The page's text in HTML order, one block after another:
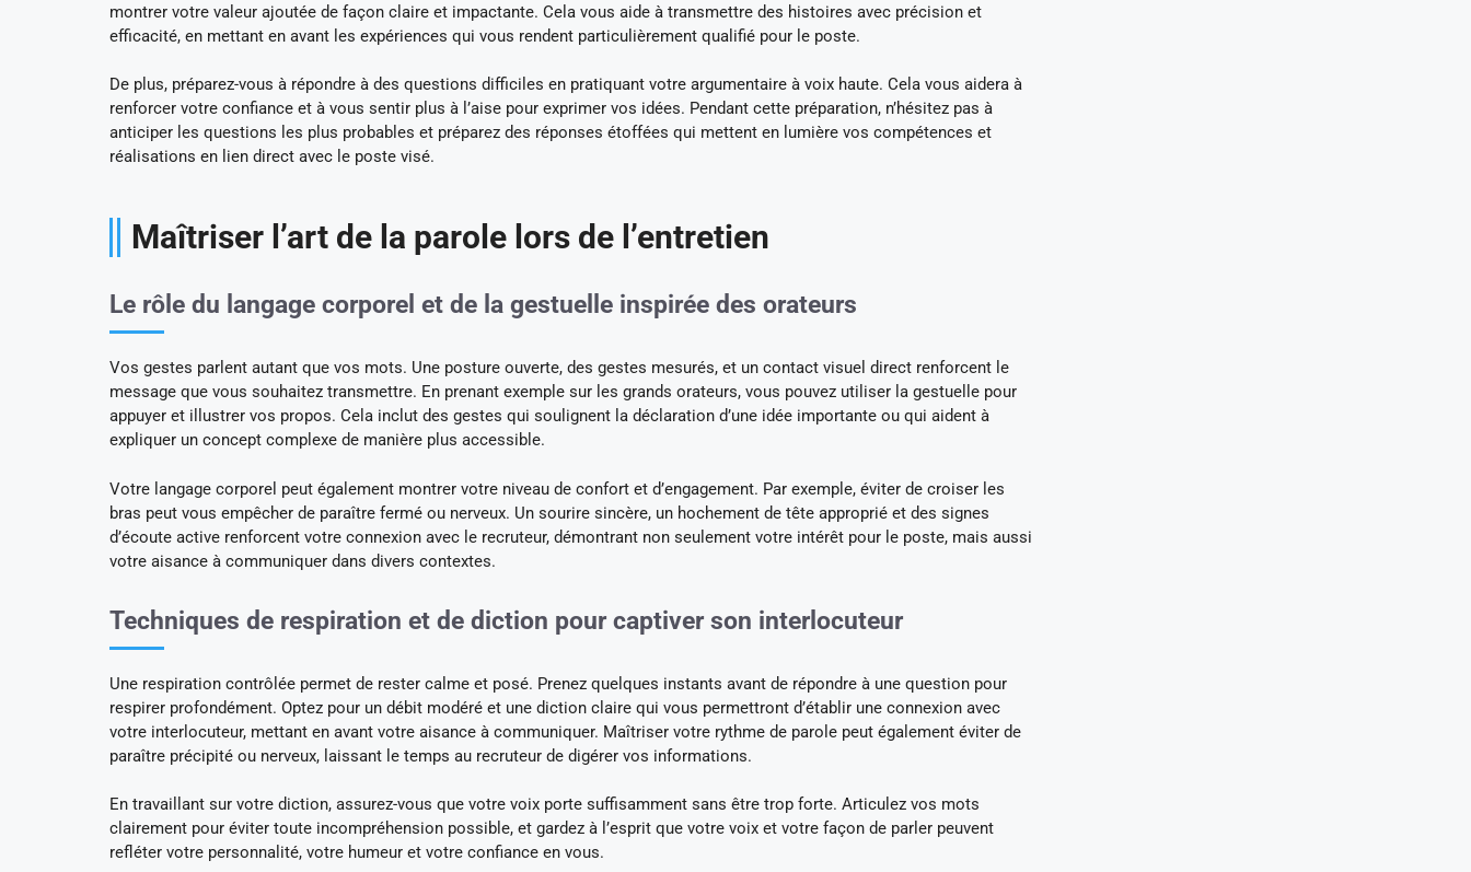
montrer votre valeur ajoutée de façon claire et impactante. Cela vous aide à transmettre des histoires avec précision et
efficacité, en mettant en avant les expériences qui vous rendent particulièrement qualifié pour le poste.
De plus, préparez-vous à répondre à des questions difficiles en pratiquant votre argumentaire à voix haute. Cela vous aidera à
renforcer votre confiance et à vous sentir plus à l’aise pour exprimer vos idées. Pendant cette préparation, n’hésitez pas à
anticiper les questions les plus probables et préparez des réponses étoffées qui mettent en lumière vos compétences et
réalisations en lien direct avec le poste visé.
Maîtriser l’art de la parole lors de l’entretien
Le rôle du langage corporel et de la gestuelle inspirée des orateurs
Vos gestes parlent autant que vos mots. Une posture ouverte, des gestes mesurés, et un contact visuel direct renforcent le
message que vous souhaitez transmettre. En prenant exemple sur les grands orateurs, vous pouvez utiliser la gestuelle pour
appuyer et illustrer vos propos. Cela inclut des gestes qui soulignent la déclaration d’une idée importante ou qui aident à
expliquer un concept complexe de manière plus accessible.
Votre langage corporel peut également montrer votre niveau de confort et d’engagement. Par exemple, éviter de croiser les
bras peut vous empêcher de paraître fermé ou nerveux. Un sourire sincère, un hochement de tête approprié et des signes
d’écoute active renforcent votre connexion avec le recruteur, démontrant non seulement votre intérêt pour le poste, mais aussi
votre aisance à communiquer dans divers contextes.
Techniques de respiration et de diction pour captiver son interlocuteur
Une respiration contrôlée permet de rester calme et posé. Prenez quelques instants avant de répondre à une question pour
respirer profondément. Optez pour un débit modéré et une diction claire qui vous permettront d’établir une connexion avec
votre interlocuteur, mettant en avant votre aisance à communiquer. Maîtriser votre rythme de parole peut également éviter de
paraître précipité ou nerveux, laissant le temps au recruteur de digérer vos informations.
En travaillant sur votre diction, assurez-vous que votre voix porte suffisamment sans être trop forte. Articulez vos mots
clairement pour éviter toute incompréhension possible, et gardez à l’esprit que votre voix et votre façon de parler peuvent
refléter votre personnalité, votre humeur et votre confiance en vous.